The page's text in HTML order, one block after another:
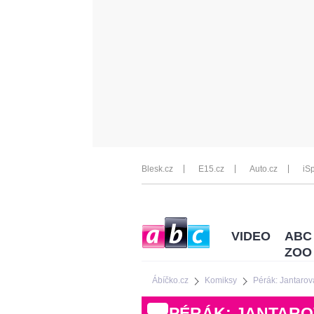
Blesk.cz E15.cz Auto.cz
Ábíčko.cz Komiksy Pérák:
VIDEO
ABC
ZOO